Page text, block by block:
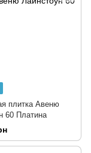
плитка Авеню
60 Платина